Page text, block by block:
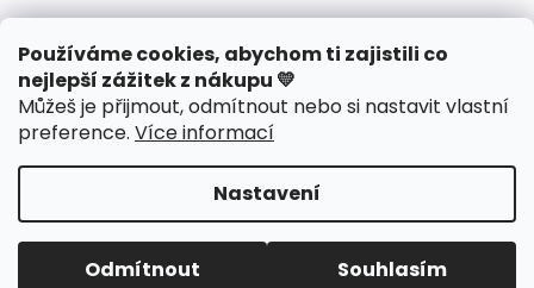
Používáme cookies, abychom ti zajistili co
nejlepší zážitek z nákupu 💛
Můžeš je přijmout, odmítnout nebo si nastavit vlastní
preference. Více informací
Nastavení
Odmítnout Souhlasím
Jak nakupovat
Obchodní podmínky
Podmínky ochrany osobních údajů
Reklamace či vrácení
Hodnocení obchodu
Copyright 2026J.amys. Všechna práva vyhrazena.
Upravit nastavení cookies
Design webunechodom.cz